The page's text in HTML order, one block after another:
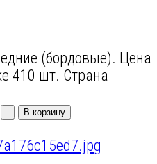
(бордовые). Цена
410 шт. Страна